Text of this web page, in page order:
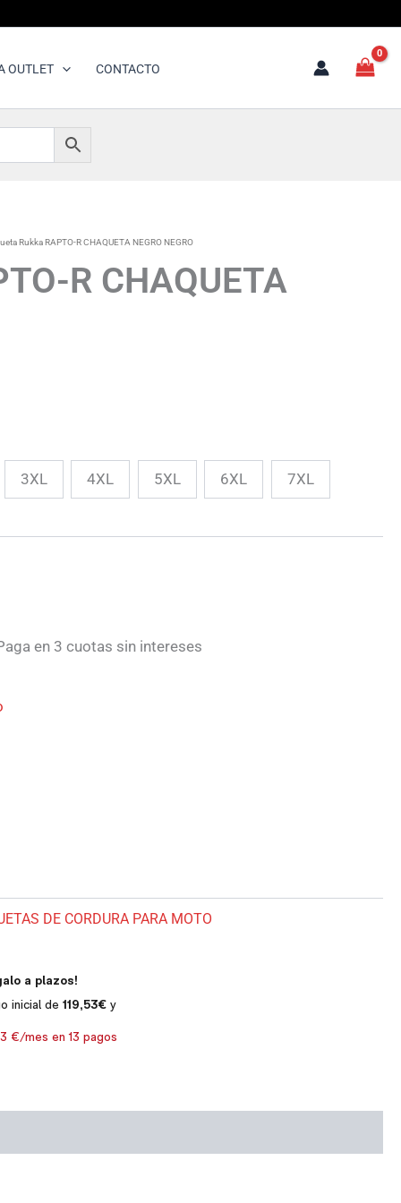
OUTLET CONTACTO
Rukka RAPTO-R CHAQUETA NEGRO NEGRO
R CHAQUETA
3XL 4XL 5XL 6XL 7XL
en 3 cuotas sin intereses
DE CORDURA PARA MOTO